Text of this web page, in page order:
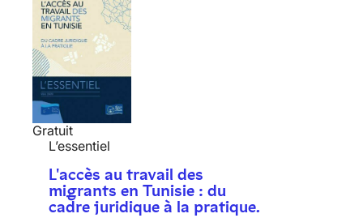
Gratuit
L’essentiel
L'accès au travail des
migrants en Tunisie : du
cadre juridique à la pratique.